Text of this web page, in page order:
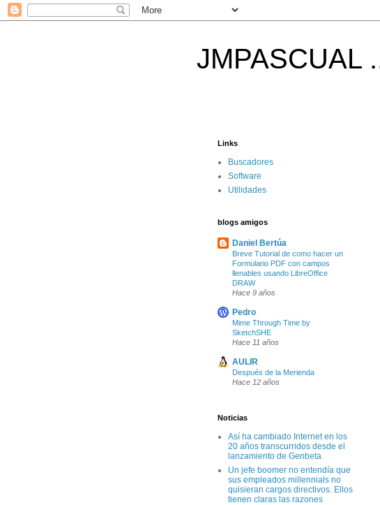
JMPASCUAL
Links
Buscadores
Software
Utilidades
blogs amigos
Daniel Bertúa
Breve Tutorial de como hacer un
Formulario PDF con campos
llenables usando LibreOffice
DRAW
Hace 9 años
Pedro
Mime Through Time by
SketchSHE
Hace 11 años
AULIR
Después de la Merienda
Hace 12 años
Noticias
Así ha cambiado Internet en los
20 años transcurridos desde el
lanzamiento de Genbeta
Un jefe boomer no entendía que
sus empleados millennials no
quisieran cargos directivos. Ellos
tienen claras las razones